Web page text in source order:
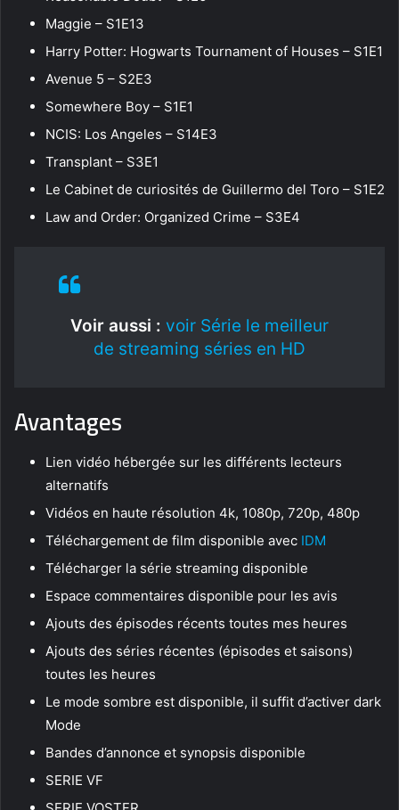
Maggie – S1E13
Harry Potter: Hogwarts Tournament of Houses – S1E1
Avenue 5 – S2E3
Somewhere Boy – S1E1
NCIS: Los Angeles – S14E3
Transplant – S3E1
Le Cabinet de curiosités de Guillermo del Toro – S1E2
Law and Order: Organized Crime – S3E4
Voir aussi : voir Série le meilleur
de streaming séries en HD
Avantages
Lien vidéo hébergée sur les différents lecteurs
alternatifs
Vidéos en haute résolution 4k, 1080p, 720p, 480p
Téléchargement de film disponible avec IDM
Télécharger la série streaming disponible
Espace commentaires disponible pour les avis
Ajouts des épisodes récents toutes mes heures
Ajouts des séries récentes (épisodes et saisons)
toutes les heures
Le mode sombre est disponible, il suffit d’activer dark
Mode
Bandes d’annonce et synopsis disponible
SERIE VF